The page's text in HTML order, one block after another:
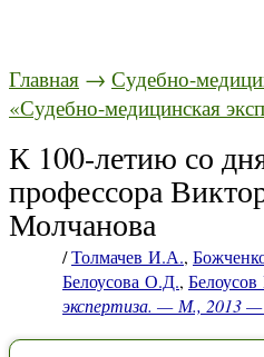
Главная → Судебно-
«Судебно-медицинская
К 100-летию со
профессора
Молчанова
/Толмачев И.А.,
Белоусова О.Д.,
экспертиза. — М., 2013